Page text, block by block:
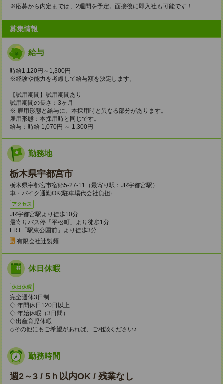
※応募から内定までは、2週間を予定。面接後に即入社も可能です！
募集情報
給与
時給1,120円～1,300円
※経験や能力を考慮して給与額を決定します。
【試用期間】試用期間あり
試用期間の長さ：3ヶ月
※ 雇用形態と給与に、本採用時と異なる部分があります。
雇用形態：本採用時と同じです。
給与：時給 1,070円 ～ 1,300円
勤務地
栃木県宇都宮市
栃木県宇都宮市宿郷5-27-11（最寄り駅：JR宇都宮駅）
車・バイク通勤OK(駐車場代会社負担)
アクセス
JR宇都宮駅より徒歩10分
最寄りバス停「平松町」より徒歩1分
LRT「駅東公園前」より徒歩3分
有限会社辻製麺
休日休暇
休日休暇
完全週休3日制
◇ 年間休日120日以上
◇ 年始休暇（3日間）
◇出産育児休暇
◇その他にもご希望があれば、ご相談ください♪
勤務時間
週2～3 / 5ｈ以内OK / 残業なし